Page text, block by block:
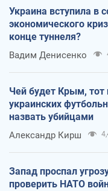
Украина вступила в
экономического
конце туннеля?
Вадим Денисенко
Чей будет Крым, тот
украинских
назвать убийцами
Александр Кирш
Запад проспал
проверить НАТО